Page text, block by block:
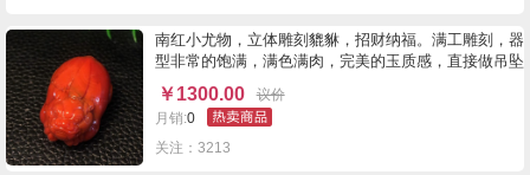
南红小尤物，立体雕刻貔貅，招财纳福。满工雕刻，器
型非常的饱满，满色满肉，完美的玉质感，直接做吊坠
￥1300.00
议价
月销:0
关注：3213